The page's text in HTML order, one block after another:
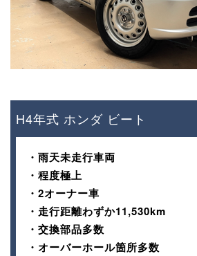
H4年式 ホンダ ビート
・雨天未走行車両
・程度極上
・2オーナー車
・走行距離わずか11,530km
・交換部品多数
・オーバーホール箇所多数